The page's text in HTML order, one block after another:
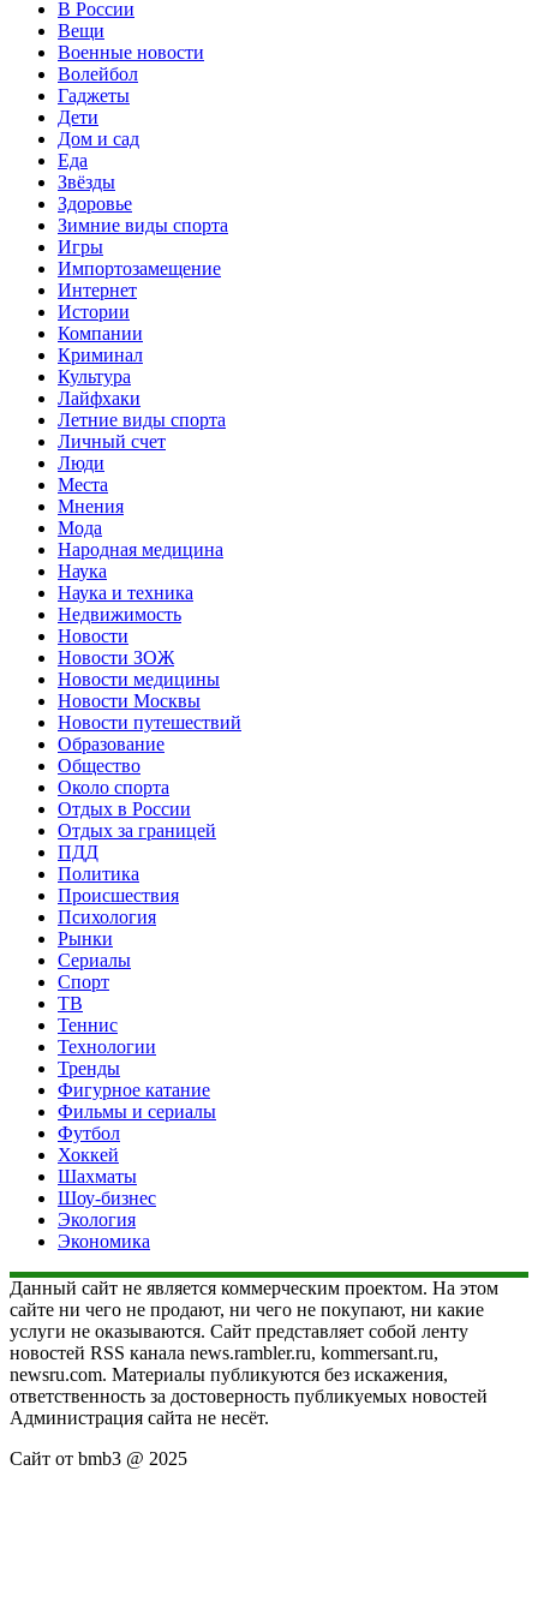
В России
Вещи
Военные новости
Волейбол
Гаджеты
Дети
Дом и сад
Еда
Звёзды
Здоровье
Зимние виды спорта
Игры
Импортозамещение
Интернет
Истории
Компании
Криминал
Культура
Лайфхаки
Летние виды спорта
Личный счет
Люди
Места
Мнения
Мода
Народная медицина
Наука
Наука и техника
Недвижимость
Новости
Новости ЗОЖ
Новости медицины
Новости Москвы
Новости путешествий
Образование
Общество
Около спорта
Отдых в России
Отдых за границей
ПДД
Политика
Происшествия
Психология
Рынки
Сериалы
Спорт
ТВ
Теннис
Технологии
Тренды
Фигурное катание
Фильмы и сериалы
Футбол
Хоккей
Шахматы
Шоу-бизнес
Экология
Экономика
Данный сайт не является коммерческим проектом. На этом
сайте ни чего не продают, ни чего не покупают, ни какие
услуги не оказываются. Сайт представляет собой ленту
новостей RSS канала news.rambler.ru, kommersant.ru,
newsru.com. Материалы публикуются без искажения,
ответственность за достоверность публикуемых новостей
Администрация сайта не несёт.
Сайт от bmb3 @ 2025